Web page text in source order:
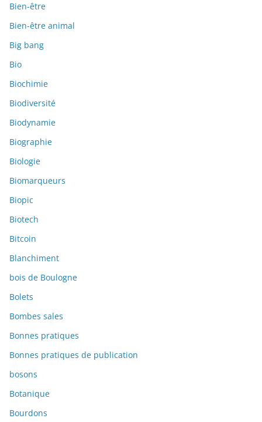
Bien-être
Bien-être animal
Big bang
Bio
Biochimie
Biodiversité
Biodynamie
Biographie
Biologie
Biomarqueurs
Biopic
Biotech
Bitcoin
Blanchiment
bois de Boulogne
Bolets
Bombes sales
Bonnes pratiques
Bonnes pratiques de publication
bosons
Botanique
Bourdons